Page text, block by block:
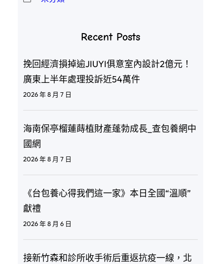
Recent Posts
挽回經濟損掉逾JIUYI俱意室內設計2億元！
廣東上半年處理投訴近54萬件
2026 年 8 月 7 日
海南保亭榴蓮蒔植財產蓬勃成長_查包養網中
國網
2026 年 8 月 7 日
《台包養心得我們這一家》本日全國“溫順”
獻禮
2026 年 8 月 6 日
接新竹森和診所收手術后重返抗疫一線，北